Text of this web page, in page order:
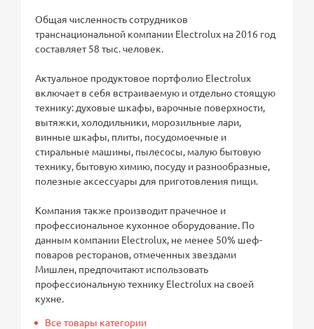
Общая численность сотрудников
транснациональной компании Electrolux на 2016 год
составляет 58 тыс. человек.
Актуальное продуктовое портфолио Electrolux
включает в себя встраиваемую и отдельно стоящую
технику: духовые шкафы, варочные поверхности,
вытяжки, холодильники, морозильные лари,
винные шкафы, плиты, посудомоечные и
стиральные машины, пылесосы, малую бытовую
технику, бытовую химию, посуду и разнообразные,
полезные аксессуары для приготовления пищи.
Компания также производит прачечное и
профессиональное кухонное оборудование. По
данным компании Electrolux, не менее 50% шеф-
поваров ресторанов, отмеченных звездами
Мишлен, предпочитают использовать
профессиональную технику Electrolux на своей
кухне.
Все товары категории